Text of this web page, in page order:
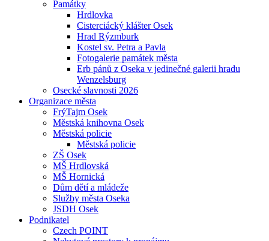
Památky
Hrdlovka
Cisterciácký klášter Osek
Hrad Rýzmburk
Kostel sv. Petra a Pavla
Fotogalerie památek města
Erb pánů z Oseka v jedinečné galerii hradu
Wenzelsburg
Osecké slavnosti 2026
Organizace města
FrýTajm Osek
Městská knihovna Osek
Městská policie
Městská policie
ZŠ Osek
MŠ Hrdlovská
MŠ Hornická
Dům dětí a mládeže
Služby města Oseka
JSDH Osek
Podnikatel
Czech POINT